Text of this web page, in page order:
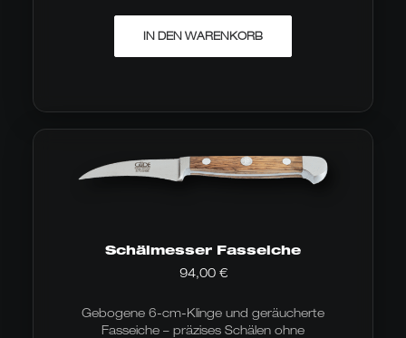
IN DEN WARENKORB
Schälmesser Fasseiche
94,00 €
Gebogene 6-cm-Klinge und geräucherte
Fasseiche – präzises Schälen ohne